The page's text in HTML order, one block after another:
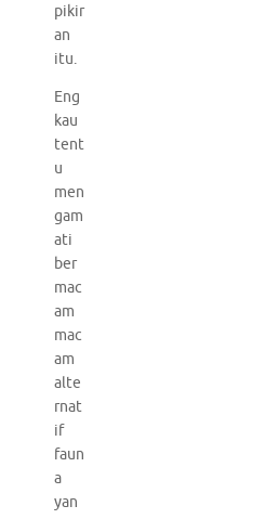
pikir
an
itu.
Eng
kau
tent
u
men
gam
ati
ber
mac
am
mac
am
alte
rnat
if
faun
a
yan